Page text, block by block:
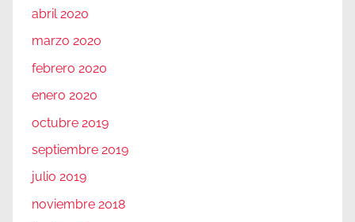
abril 2020
marzo 2020
febrero 2020
enero 2020
octubre 2019
septiembre 2019
julio 2019
noviembre 2018